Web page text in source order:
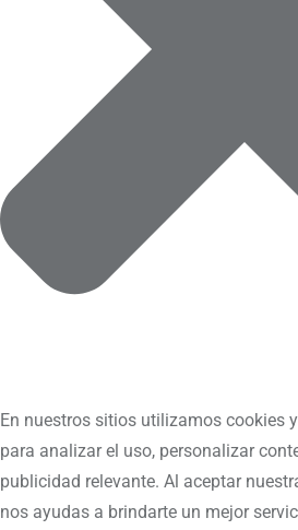
En nuestros sitios utilizamos cookies
para analizar el uso, personalizar
publicidad relevante. Al aceptar
nos ayudas a brindarte un mejor